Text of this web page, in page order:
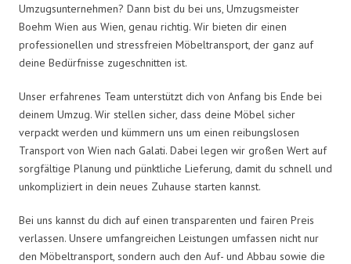
Umzugsunternehmen? Dann bist du bei uns, Umzugsmeister
Boehm Wien aus Wien, genau richtig. Wir bieten dir einen
professionellen und stressfreien Möbeltransport, der ganz auf
deine Bedürfnisse zugeschnitten ist.
Unser erfahrenes Team unterstützt dich von Anfang bis Ende bei
deinem Umzug. Wir stellen sicher, dass deine Möbel sicher
verpackt werden und kümmern uns um einen reibungslosen
Transport von Wien nach Galati. Dabei legen wir großen Wert auf
sorgfältige Planung und pünktliche Lieferung, damit du schnell und
unkompliziert in dein neues Zuhause starten kannst.
Bei uns kannst du dich auf einen transparenten und fairen Preis
verlassen. Unsere umfangreichen Leistungen umfassen nicht nur
den Möbeltransport, sondern auch den Auf- und Abbau sowie die